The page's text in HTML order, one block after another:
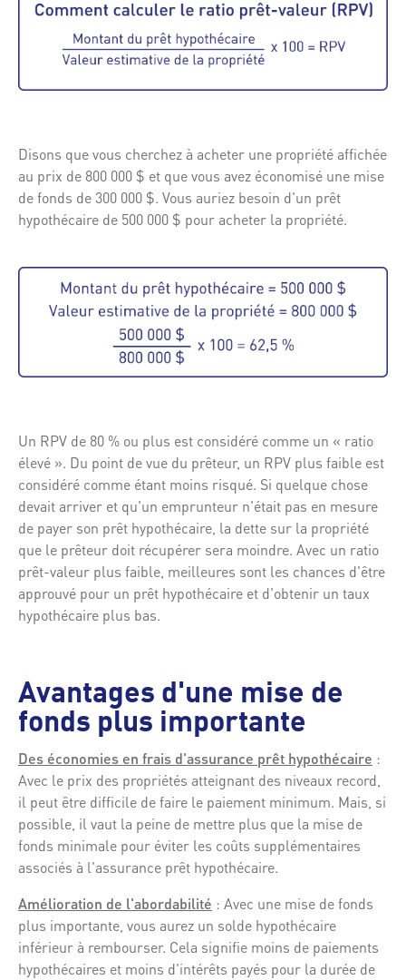
Disons que vous cherchez à acheter une propriété affichée
au prix de 800 000 $ et que vous avez économisé une mise
de fonds de 300 000 $. Vous auriez besoin d'un prêt
hypothécaire de 500 000 $ pour acheter la propriété.
Un RPV de 80 % ou plus est considéré comme un « ratio
élevé ». Du point de vue du prêteur, un RPV plus faible est
considéré comme étant moins risqué. Si quelque chose
devait arriver et qu'un emprunteur n'était pas en mesure
de payer son prêt hypothécaire, la dette sur la propriété
que le prêteur doit récupérer sera moindre. Avec un ratio
prêt-valeur plus faible, meilleures sont les chances d'être
approuvé pour un prêt hypothécaire et d'obtenir un taux
hypothécaire plus bas.
Avantages d'une mise de
fonds plus importante
Des économies en frais d'assurance prêt hypothécaire :
Avec le prix des propriétés atteignant des niveaux record,
il peut être difficile de faire le paiement minimum. Mais, si
possible, il vaut la peine de mettre plus que la mise de
fonds minimale pour éviter les coûts supplémentaires
associés à l'assurance prêt hypothécaire.
Amélioration de l'abordabilité : Avec une mise de fonds
plus importante, vous aurez un solde hypothécaire
inférieur à rembourser. Cela signifie moins de paiements
hypothécaires et moins d'intérêts payés pour la durée de